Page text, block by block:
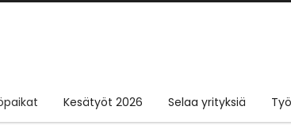
Kesätyöt 2026 Selaa yrityksiä